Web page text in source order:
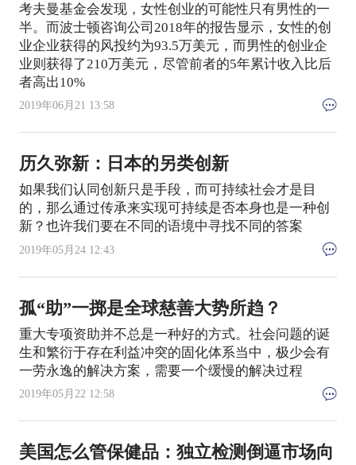
考夫曼基金会发现，女性创业的可能性只有男性的一
半。而波士顿咨询公司2018年的报告显示，女性的创
业企业获得的风投约为93.5万美元，而男性的创业企
业则获得了210万美元，尽管前者的5年累计收入比后
者高出10%
2019年06月21 13:58
历久弥新：日本的另类创新
如果我们认同创新只是手段，而可持续社会才是目
的，那么通过传承来实现可持续是否本身也是一种创
新？也许我们要在不同的语境中寻找不同的答案
2019年05月24 12:43
孤“助”一掷是全球慈善大势所趋？
重大专项资助并不总是一种好的方式。社会问题的诞
生和繁衍于存在利益冲突的固化体系当中，极少会有
一劳永逸的解决方案，需要一个缓慢的解决过程
2019年05月22 12:58
美国怎么管保健品：独立检测倒逼市场向